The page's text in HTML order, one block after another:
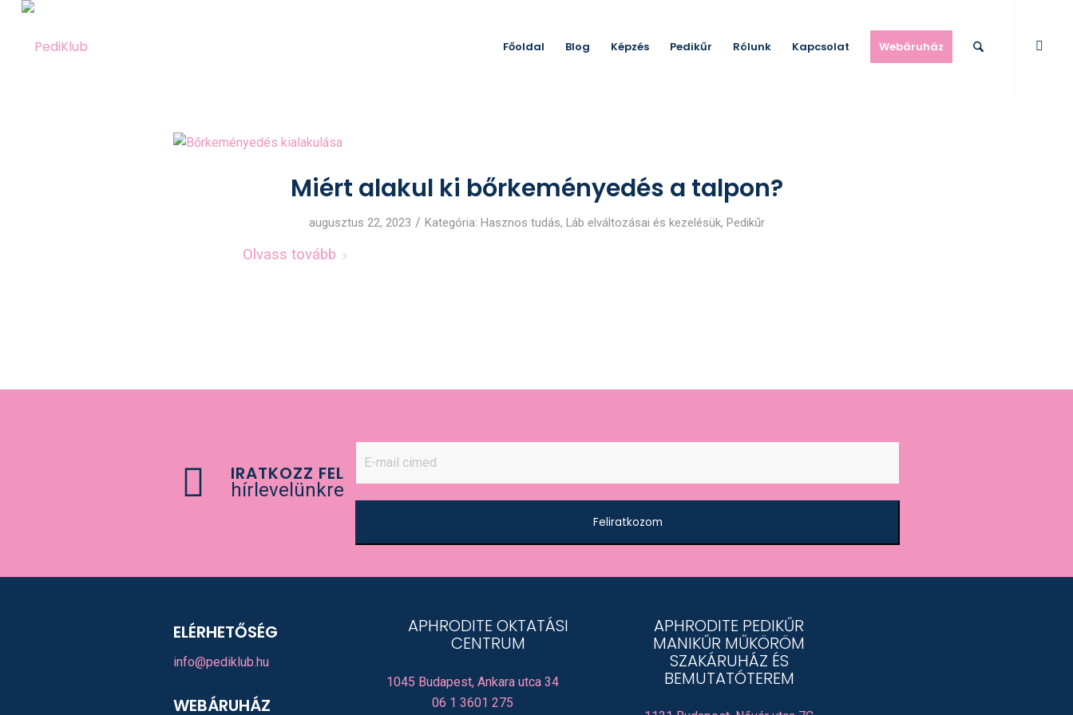
Főoldal Blog Képzés Pedikűr Rólunk Kapcsolat Webáruház
Miért alakul ki bőrkeményedés a talpon?
augusztus 22, 2023 / Kategória: Hasznos tudás, Láb elváltozásai és kezelésük, Pedikűr
Olvass tovább
IRATKOZZ FEL
hírlevelünkre
Feliratkozom
ELÉRHETŐSÉG
info@pediklub.hu
WEBÁRUHÁZ
APHRODITE OKTATÁSI
CENTRUM
1045 Budapest, Ankara utca 34
06 1 3601 275
APHRODITE PEDIKŰR
MANIKŰR MŰKÖRÖM
SZAKÁRUHÁZ ÉS
BEMUTATÓTEREM